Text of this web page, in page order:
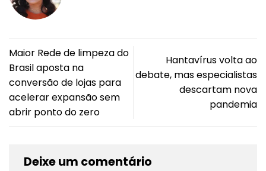
Maior Rede de limpeza do
Brasil aposta na
conversão de lojas para
acelerar expansão sem
abrir ponto do zero
Hantavírus volta ao
debate, mas especialistas
descartam nova
pandemia
Deixe um comentário